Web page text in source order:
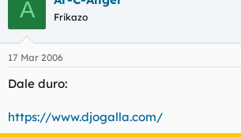
A Frikazo
17 Mar 2006
Dale duro:
https://www.djogalla.com/